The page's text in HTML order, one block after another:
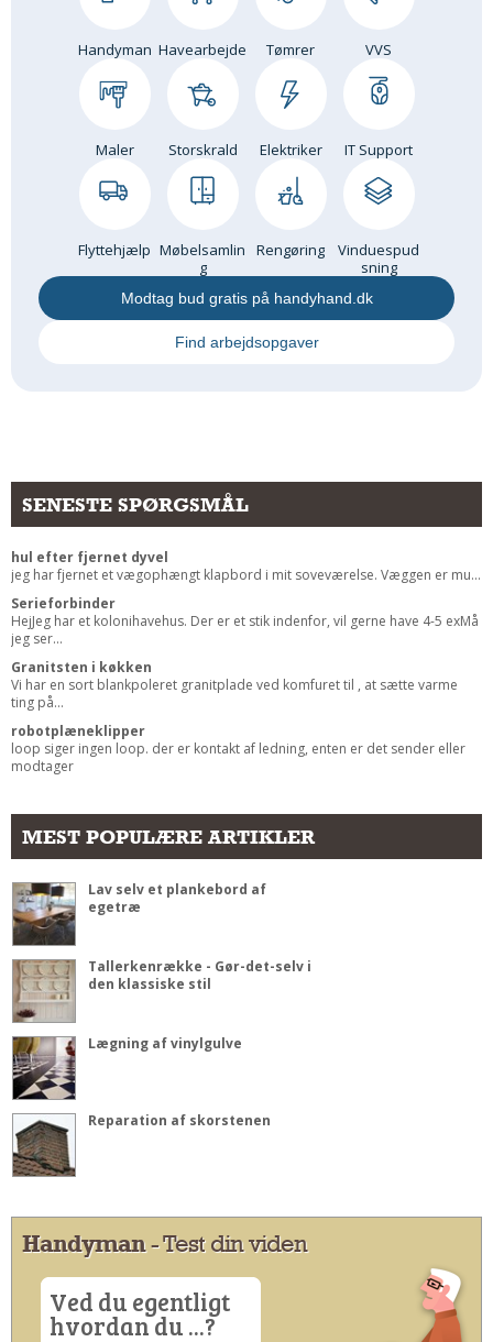
HANDYMAN
Tips Og Tricks
Beplantning
Belægning
Skadedyr
Handyman Havearbejde Tømrer VVS
Maler Storskrald Elektriker IT Support
Flyttehjælp Møbelsamlin
g
Rengøring
Vinduespud
sning
Modtag bud gratis på handyhand.dk
Find arbejdsopgaver
SENESTE SPØRGSMÅL
hul efter fjernet dyvel
jeg har fjernet et vægophængt klapbord i mit soveværelse. Væggen er mu...
Serieforbinder
HejJeg har et kolonihavehus. Der er et stik indenfor, vil gerne have 4-5 exMå
jeg ser...
Granitsten i køkken
Vi har en sort blankpoleret granitplade ved komfuret til , at sætte varme
ting på...
robotplæneklipper
loop siger ingen loop. der er kontakt af ledning, enten er det sender eller
modtager
MEST POPULÆRE ARTIKLER
Lav selv et plankebord af
egetræ
Tallerkenrække - Gør-det-selv i
den klassiske stil
Lægning af vinylgulve
Reparation af skorstenen
Handyman- Test din viden
Ved du egentligt
hvordan du ...?